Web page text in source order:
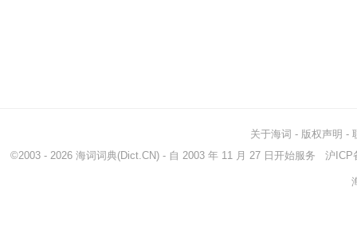
关于海词 - 版权声明 -
©2003 - 2026 海词词典(Dict.CN) - 自 2003 年 11 月 27 日开始服务 沪ICP